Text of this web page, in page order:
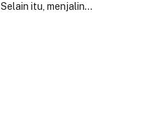
Selain itu, menjalin…